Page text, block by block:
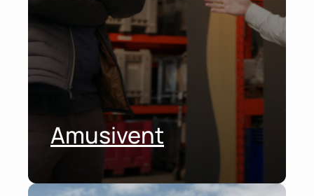
Amusivent